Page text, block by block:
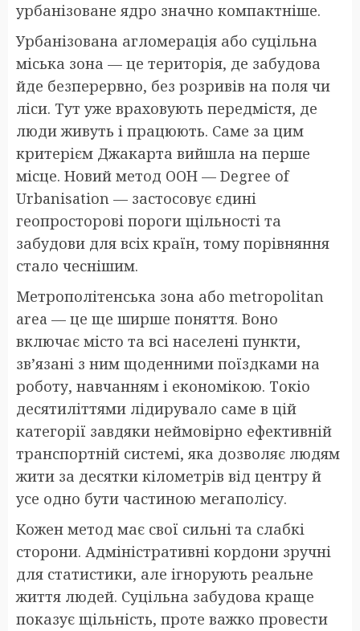
урбанізоване ядро значно компактніше.
Урбанізована агломерація або суцільна
міська зона — це територія, де забудова
йде безперервно, без розривів на поля чи
ліси. Тут уже враховують передмістя, де
люди живуть і працюють. Саме за цим
критерієм Джакарта вийшла на перше
місце. Новий метод ООН — Degree of
Urbanisation — застосовує єдині
геопросторові пороги щільності та
забудови для всіх країн, тому порівняння
стало чеснішим.
Метрополітенська зона або metropolitan
area — це ще ширше поняття. Воно
включає місто та всі населені пункти,
зв’язані з ним щоденними поїздками на
роботу, навчанням і економікою. Токіо
десятиліттями лідирувало саме в цій
категорії завдяки неймовірно ефективній
транспортній системі, яка дозволяє людям
жити за десятки кілометрів від центру й
усе одно бути частиною мегаполісу.
Кожен метод має свої сильні та слабкі
сторони. Адміністративні кордони зручні
для статистики, але ігнорують реальне
життя людей. Суцільна забудова краще
показує щільність, проте важко провести